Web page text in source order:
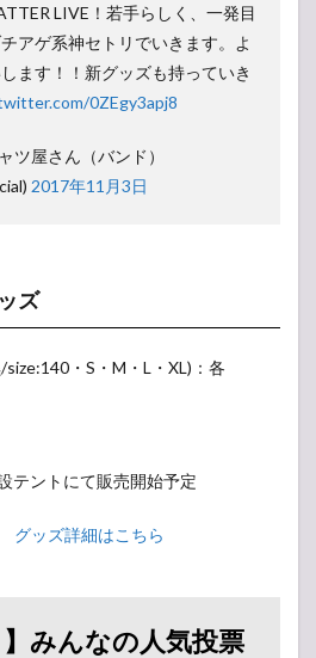
LIVE！若手らしく、一発目
アゲ系神セトリでいきます。よ
ます！！新グッズも持っていき
0ZEgy3apj8
ツ屋さん（バンド）
2017年11月3日
ズ
・S・M・L・XL)：各
テントにて販売開始予定
グッズ詳細はこちら
】みんなの人気投票